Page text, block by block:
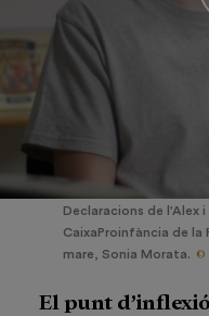
Declaracions de l'Alex
CaixaProinfància de la
mare, Sonia Morata. ©
El punt